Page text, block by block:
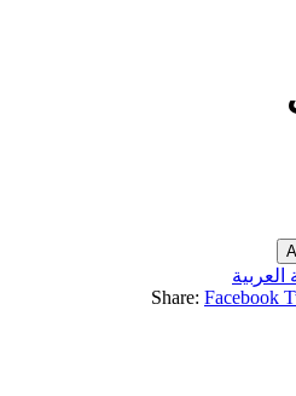
العربية
Share: Facebook